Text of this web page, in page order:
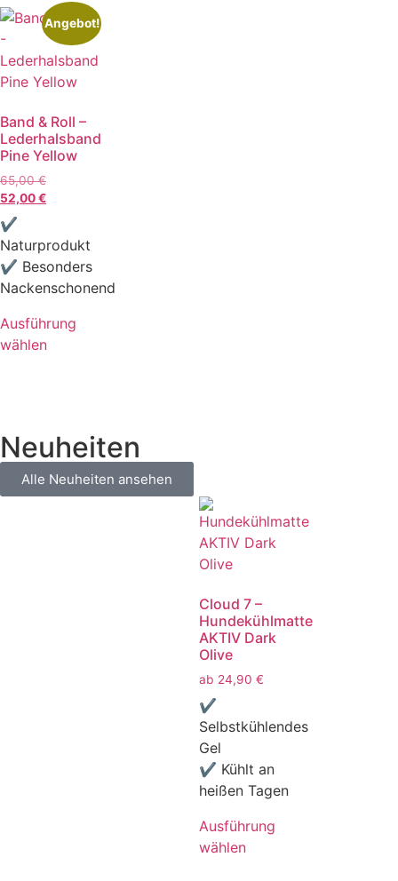
Angebot!
Band & Roll –
Lederhalsband
Pine Yellow
65,00€
52,00€
✔
Naturprodukt
✔ Besonders
Nackenschonend
Ausführung
wählen
Neuheiten
Alle Neuheiten ansehen
Cloud 7 –
Hundekühlmatte
AKTIV Dark
Olive
ab 24,90 €
✔
Selbstkühlendes
Gel
✔ Kühlt an
heißen Tagen
Ausführung
wählen